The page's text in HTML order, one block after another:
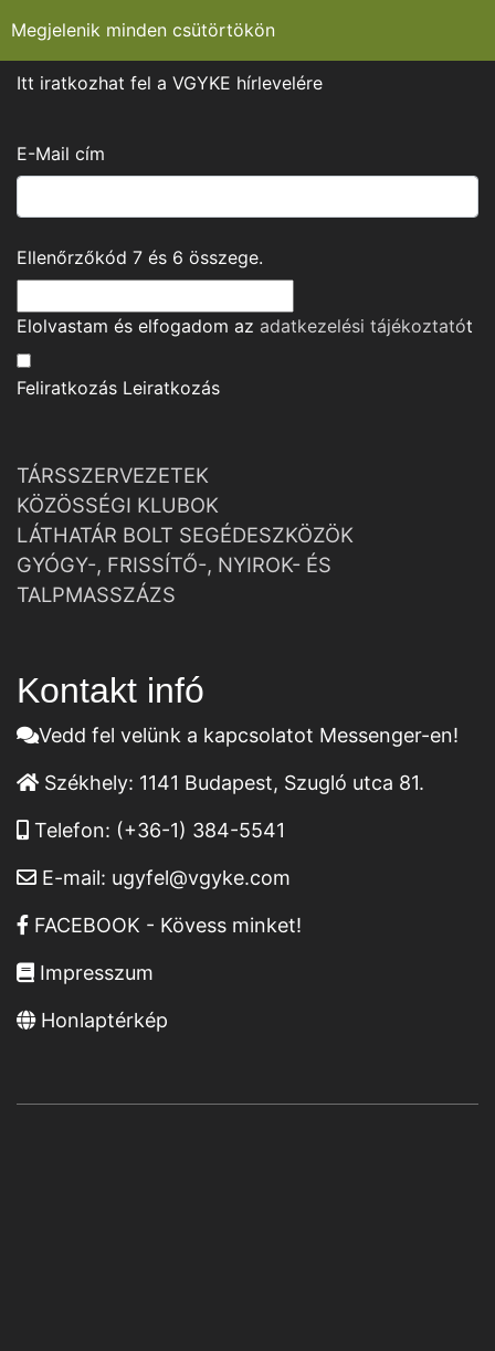
Megjelenik minden csütörtökön
Itt iratkozhat fel a VGYKE hírlevelére
E-Mail cím
Ellenőrzőkód 7 és 6 összege.
Elolvastam és elfogadom az adatkezelési tájékoztatót
Feliratkozás Leiratkozás
TÁRSSZERVEZETEK
KÖZÖSSÉGI KLUBOK
LÁTHATÁR BOLT SEGÉDESZKÖZÖK
GYÓGY-, FRISSÍTŐ-, NYIROK- ÉS
TALPMASSZÁZS
Kontakt infó
Vedd fel velünk a kapcsolatot Messenger-en!
Székhely: 1141 Budapest, Szugló utca 81.
Telefon: (+36-1) 384-5541
E-mail: ugyfel@vgyke.com
FACEBOOK - Kövess minket!
Impresszum
Honlaptérkép